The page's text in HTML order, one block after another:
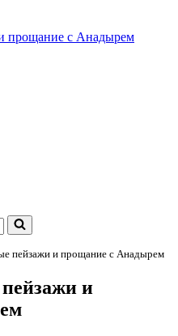
пейзажи и прощание с Анадырем
и